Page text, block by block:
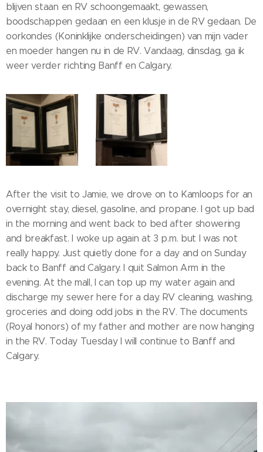
blijven staan en RV schoongemaakt, gewassen,
boodschappen gedaan en een klusje in de RV gedaan. De
oorkondes (Koninklijke onderscheidingen) van mijn vader
en moeder hangen nu in de RV. Vandaag, dinsdag, ga ik
weer verder richting Banff en Calgary.
After the visit to Jamie, we drove on to Kamloops for an
overnight stay, diesel, gasoline, and propane. I got up bad
in the morning and went back to bed after showering
and breakfast. I woke up again at 3 p.m. but I was not
really happy. Just quietly done for a day and on Sunday
back to Banff and Calgary. I quit Salmon Arm in the
evening. At the mall, I can top up my water again and
discharge my sewer here for a day. RV cleaning, washing,
groceries and doing odd jobs in the RV. The documents
(Royal honors) of my father and mother are now hanging
in the RV. Today Tuesday I will continue to Banff and
Calgary.